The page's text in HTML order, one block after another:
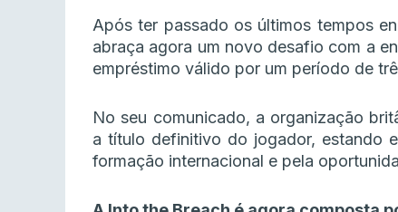
Após ter passado os últimos tempos
abraça agora um novo desafio com a
empréstimo válido por um período de
No seu comunicado, a organização
a título definitivo do jogador, estando
formação internacional e pela